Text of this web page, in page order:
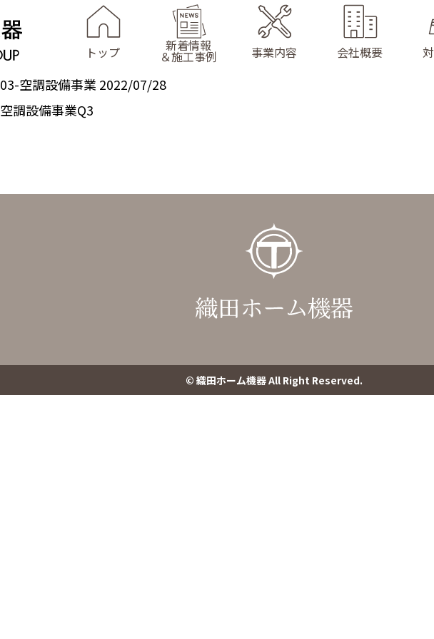
03-空調設備事業 2022/07/28
空調設備事業Q3
トップ 新着情報
＆施工事例 事業内容 会社概要
© 織田ホーム機器 All Right Reserved.